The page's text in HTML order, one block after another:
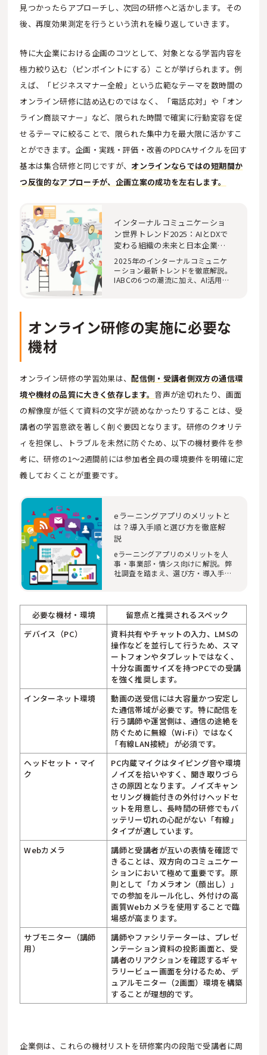
見つかったらアプローチし、次回の研修へと活かします。その
後、再度効果測定を行うという流れを繰り返していきます。
特に大企業における企画のコツとして、対象となる学習内容を
極力絞り込む（ピンポイントにする）ことが挙げられます。例
えば、「ビジネスマナー全般」という広範なテーマを数時間の
オンライン研修に詰め込むのではなく、「電話応対」や「オン
ライン商談マナー」など、限られた時間で確実に行動変容を促
せるテーマに絞ることで、限られた集中力を最大限に活かすこ
とができます。企画・実践・評価・改善のPDCAサイクルを回す
基本は集合研修と同じですが、 オンラインならではの短期間か
つ反復的なアプローチが、企画立案の成功を左右します。
インターナルコミュニケーショ
ン世界トレンド2025：AIとDXで
変わる組織の未来と日本企業の
処方箋 世界のインターナルコ
ミュニケーション最前線③
2025年のインターナルコミュニケ
ーション最新トレンドを徹底解説。
IABCの6つの潮流に加え、AI活用、
オンライン研修の実施に必要な
機材
オンライン研修の学習効果は、配信側・受講者側双方の通信環
境や機材の品質に大きく依存します。 音声が途切れたり、画面
の解像度が低くて資料の文字が読めなかったりすることは、受
講者の学習意欲を著しく削ぐ要因となります。研修のクオリテ
ィを担保し、トラブルを未然に防ぐため、以下の機材要件を参
考に、研修の1〜2週間前には参加者全員の環境要件を明確に定
義しておくことが重要です。
eラーニングアプリのメリットと
は？導入手順と選び方を徹底解
説
eラーニングアプリのメリットを人
事・事業部・情シス向けに解説。弊
社調査を踏まえ、選び方・導入手
必要な機材・環境
留意点と推奨されるスペック
デバイス（PC）
資料共有やチャットの入力、LMSの
操作などを並行して行うため、スマ
ートフォンやタブレットではなく、
十分な画面サイズを持つPCでの受講
を強く推奨します。
インターネット環境
動画の送受信には大容量かつ安定し
た通信帯域が必要です。特に配信を
行う講師や運営側は、通信の途絶を
防ぐために無線（Wi-Fi）ではなく
「有線LAN接続」が必須です。
ヘッドセット・マイ
ク
PC内蔵マイクはタイピング音や環境
ノイズを拾いやすく、聞き取りづら
さの原因となります。ノイズキャン
セリング機能付きの外付けヘッドセ
ットを用意し、長時間の研修でもバ
ッテリー切れの心配がない「有線」
タイプが適しています。
Webカメラ
講師と受講者が互いの表情を確認で
きることは、双方向のコミュニケー
ションにおいて極めて重要です。原
則として「カメラオン（顔出し）」
での参加をルール化し、外付けの高
画質Webカメラを使用することで臨
場感が高まります。
サブモニター（講師
用）
講師やファシリテーターは、プレゼ
ンテーション資料の投影画面と、受
講者のリアクションを確認するギャ
ラリービュー画面を分けるため、デ
ュアルモニター（2画面）環境を構築
することが理想的です。
企業側は、これらの機材リストを研修案内の段階で受講者に周